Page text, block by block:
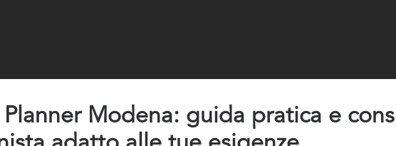
Modena: guida pratica e